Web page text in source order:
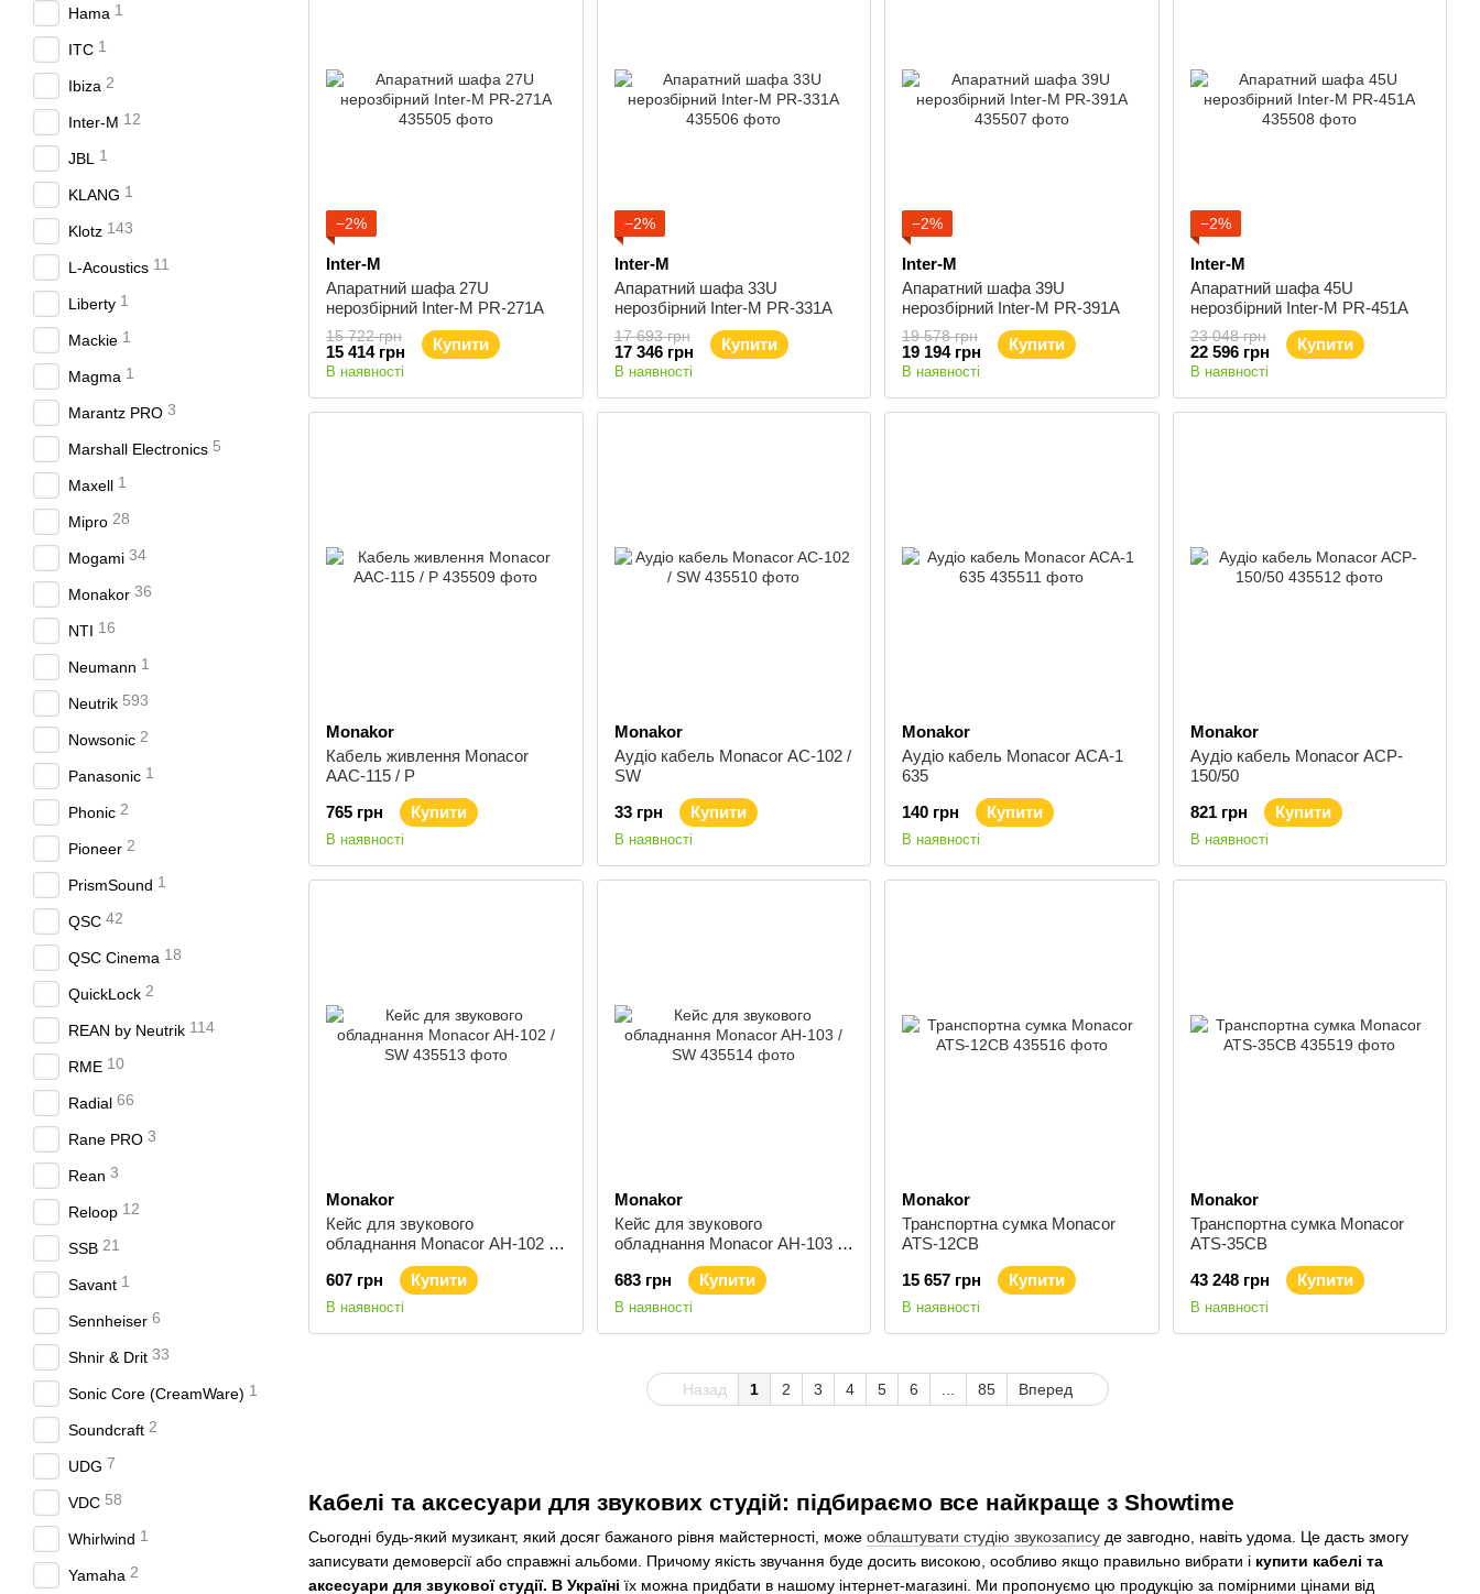
Кабелі та аксесуари для звукових студій: підбираємо все найкраще з Showtime
Сьогодні будь-який музикант, який досяг бажаного рівня майстерності, може облаштувати студію звукозапису де завгодно, навіть удома. Це дасть змогу
записувати демоверсії або справжні альбоми. Причому якість звучання буде досить високою, особливо якщо правильно вибрати і купити кабелі та
аксесуари для звукової студії. В Україні їх можна придбати в нашому інтернет-магазині. Ми пропонуємо цю продукцію за помірними цінами від
−2%
Inter-M
Апаратний шафа 27U
нерозбірний Inter-M PR-271A
15 722 грн
15 414 грн Купити
В наявності
−2%
Inter-M
Апаратний шафа 33U
нерозбірний Inter-M PR-331A
17 693 грн
17 346 грн Купити
В наявності
−2%
Inter-M
Апаратний шафа 39U
нерозбірний Inter-M PR-391A
19 578 грн
19 194 грн Купити
В наявності
−2%
Inter-M
Апаратний шафа 45U
нерозбірний Inter-M PR-451A
23 048 грн
22 596 грн Купити
В наявності
Monakor
Кабель живлення Monacor
AAC-115 / P
765 грн
Купити
В наявності
Monakor
Аудіо кабель Monacor AC-102 /
SW
33 грн
Купити
В наявності
Monakor
Аудіо кабель Monacor ACA-1
635
140 грн
Купити
В наявності
Monakor
Аудіо кабель Monacor ACP-
150/50
821 грн
Купити
В наявності
Monakor
Кейс для звукового
обладнання Monacor AH-102 /
607 грн
Купити
В наявності
Monakor
Кейс для звукового
обладнання Monacor AH-103 /
683 грн
Купити
В наявності
Monakor
Транспортна сумка Monacor
ATS-12CB
15 657 грн
Купити
В наявності
Monakor
Транспортна сумка Monacor
ATS-35CB
43 248 грн
Купити
В наявності
Назад 1 2 3 4 5 6 85 Вперед
Hama 1
ITC 1
Ibiza 2
Inter-M 12
JBL 1
KLANG 1
Klotz 143
L-Acoustics 11
Liberty 1
Mackie 1
Magma 1
Marantz PRO 3
Marshall Electronics 5
Maxell 1
Mipro 28
Mogami 34
Monakor 36
NTI 16
Neumann 1
Neutrik 593
Nowsonic 2
Panasonic 1
Phonic 2
Pioneer 2
PrismSound 1
QSC 42
QSC Cinema 18
QuickLock 2
REAN by Neutrik 114
RME 10
Radial 66
Rane PRO 3
Rean 3
Reloop 12
SSB 21
Savant 1
Sennheiser 6
Shnir & Drit 33
Sonic Core (CreamWare) 1
Soundcraft 2
UDG 7
VDC 58
Whirlwind 1
Yamaha 2